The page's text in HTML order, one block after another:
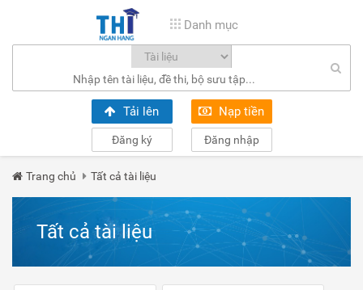
Danh mục
Tải lên Nạp tiền
Đăng ký Đăng nhập
Trang chủ Tất cả tài liệu
Tất cả tài liệu